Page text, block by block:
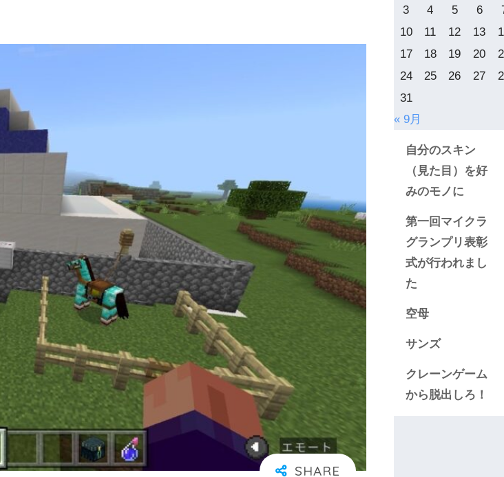
3 4 5 6
10
11 12 13
17
18 19 20
24
25 26 27
31
« 9月
自分のスキン
（見た目）を好
みのモノに
第一回マイクラ
グランプリ表彰
式が行われまし
た
空母
サンズ
クレーンゲーム
から脱出しろ！